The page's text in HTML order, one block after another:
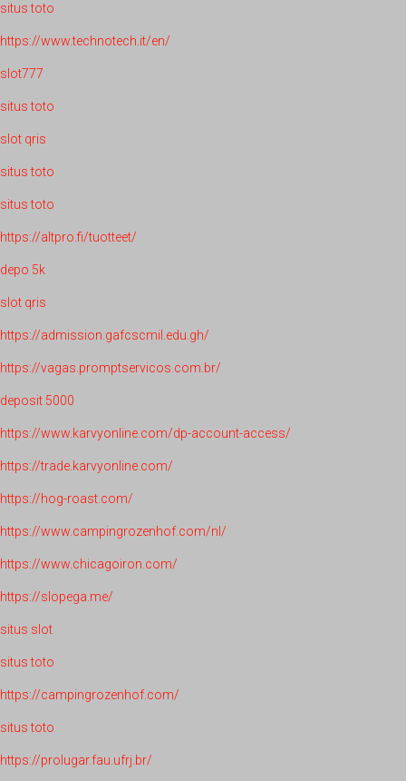
situs toto
https://www.technotech.it/en/
slot777
situs toto
slot qris
situs toto
situs toto
https://altpro.fi/tuotteet/
depo 5k
slot qris
https://admission.gafcscmil.edu.gh/
https://vagas.promptservicos.com.br/
deposit 5000
https://www.karvyonline.com/dp-account-access/
https://trade.karvyonline.com/
https://hog-roast.com/
https://www.campingrozenhof.com/nl/
https://www.chicagoiron.com/
https://slopega.me/
situs slot
situs toto
https://campingrozenhof.com/
situs toto
https://prolugar.fau.ufrj.br/